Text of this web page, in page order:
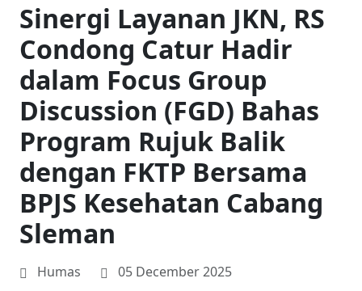
Sinergi Layanan JKN, RS
Condong Catur Hadir
dalam Focus Group
Discussion (FGD) Bahas
Program Rujuk Balik
dengan FKTP Bersama
BPJS Kesehatan Cabang
Sleman
Humas
05 December 2025